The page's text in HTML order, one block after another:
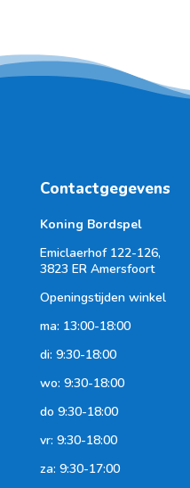
Contactgegevens
Koning Bordspel
Emiclaerhof 122-126,
3823 ER Amersfoort
Openingstijden winkel
ma: 13:00-18:00
di: 9:30-18:00
wo: 9:30-18:00
do 9:30-18:00
vr: 9:30-18:00
za: 9:30-17:00